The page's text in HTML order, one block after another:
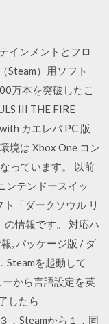
インメントとフロ
Steam）用ソフト
万本を突破したこ
III THE FIRE
カエレバ PC 版
境は Xbox One コン
っています。 以前
ンテンドースイッ
「ダークソウル リ
の情報です。 対応ハ
, パッケージ版 / ダ
Steamを起動して
ーから言語設定を英
したら
．Steamから１．同